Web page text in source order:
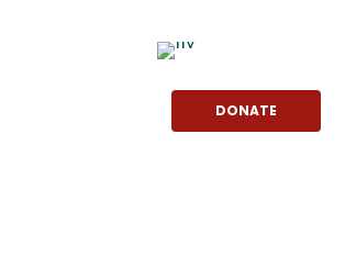
DONATE